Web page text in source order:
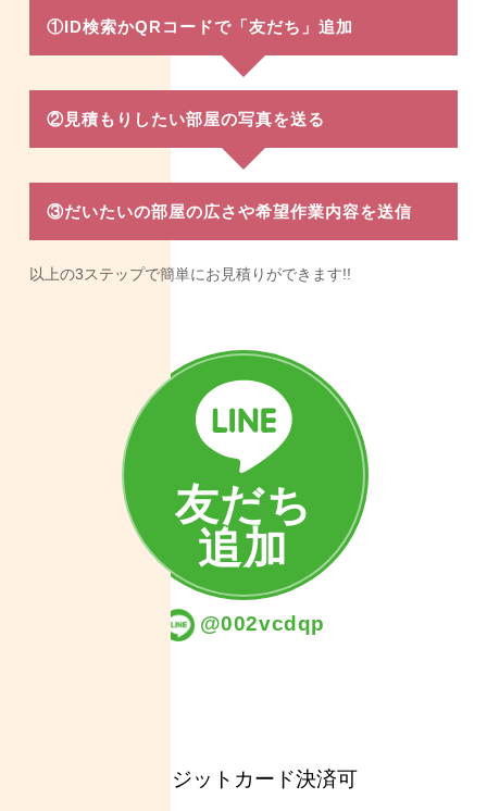
①ID検索かQRコードで「友だち」追加
②見積もりしたい部屋の写真を送る
③だいたいの部屋の広さや希望作業内容を送信
以上の3ステップで簡単にお見積りができます!!
友だち
追加
@002vcdqp
クレジットカード決済可